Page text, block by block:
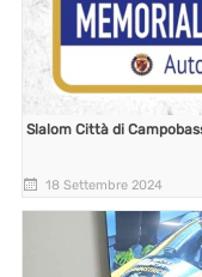
Slalom Città di
18 Settembre 2024